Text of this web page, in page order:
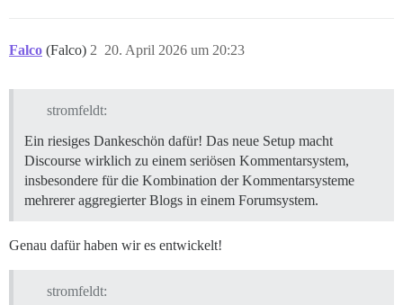
Falco (Falco) 20. April 2026 um 20:23
2
stromfeldt:
Ein riesiges Dankeschön dafür! Das neue Setup macht
Discourse wirklich zu einem seriösen Kommentarsystem,
insbesondere für die Kombination der Kommentarsysteme
mehrerer aggregierter Blogs in einem Forumsystem.
Genau dafür haben wir es entwickelt!
stromfeldt: